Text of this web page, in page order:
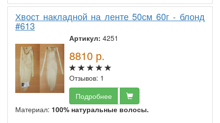
Хвост накладной на ленте 50см 60г - блонд
#613
Артикул: 4251
8810 р.
Отзывов: 1
Подробнее
Материал: 100% натуральные волосы.